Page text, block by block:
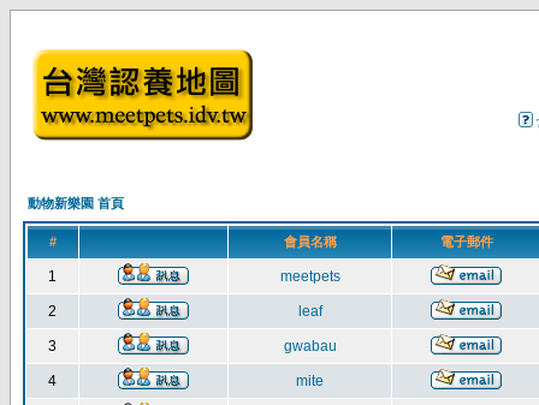
動物新樂園 首頁
# 會員名稱 電子郵件
1 meetpets
2 leaf
3 gwabau
4 mite